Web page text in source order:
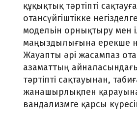
құқықтық тәртіпті
отансүйгіштікке
модельін орнықтыру мен
маңыздылығына ерекше
Жауапты әрі жасампаз
азаматтың
тәртіпті сақтауынан,
жанашырлықпен
вандализмге қарсы